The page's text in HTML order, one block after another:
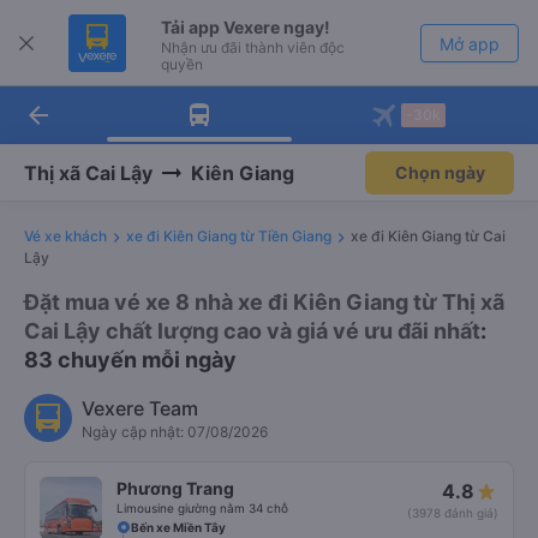
Tải app Vexere ngay!
Nhận ưu đãi thành viên độc
quyền
Mở app
Tải app Vexere
-30k/ghế khi đặt vé máy bay qua
Mở app
arrow_back
Thị xã Cai Lậy Kiên Giang Chọn ngày
Vé xe khách xe đi Kiên Giang từ Tiền Giang
xe đi Kiên Giang từ Cai
Lậy
Đặt mua vé xe 8 nhà xe đi Kiên Giang từ Thị xã
Cai Lậy chất lượng cao và giá vé ưu đãi nhất:
83 chuyến mỗi ngày
Vexere Team
Ngày cập nhật: 07/08/2026
Phương Trang
Limousine giường nằm 34 chỗ
4.8
(3978 đánh giá)
Bến xe Miền Tây